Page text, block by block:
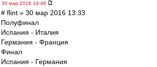
30 мар 2016 14:46
# flint » 30 мар 2016 13:33
Полуфинал
Испания - Италия
Германия - Франция
Финал
Испания - Германия